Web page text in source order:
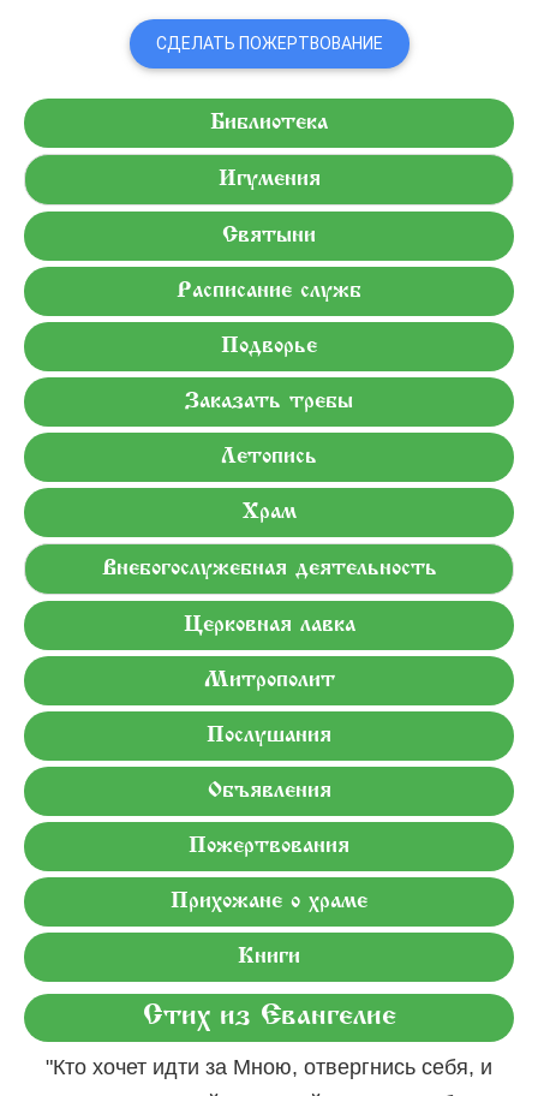
СДЕЛАТЬ ПОЖЕРТВОВАНИЕ
Библиотека
Игумения
Святыни
Расписание служб
Подворье
Заказать требы
Летопись
Храм
Внебогослужебная деятельность
Церковная лавка
Митрополит
Послушания
Объявления
Пожертвования
Прихожане о храме
Книги
Стих из Евангелие
"Кто хочет идти за Мною, отвергнись себя, и